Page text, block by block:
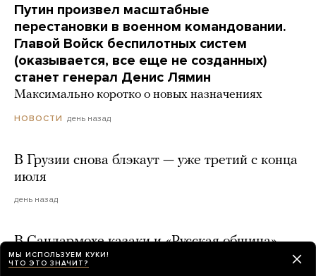
Путин произвел масштабные
перестановки в военном командовании.
Главой Войск беспилотных систем
(оказывается, все еще не созданных)
станет генерал Денис Лямин
Максимально коротко о новых назначениях
НОВОСТИ день назад
В Грузии снова блэкаут — уже третий с конца
июля
день назад
В Сандармохе казаки и «Русская община»
попытались сорвать акцию памяти жертв
МЫ ИСПОЛЬЗУЕМ КУКИ!
ЧТО ЭТО ЗНАЧИТ?